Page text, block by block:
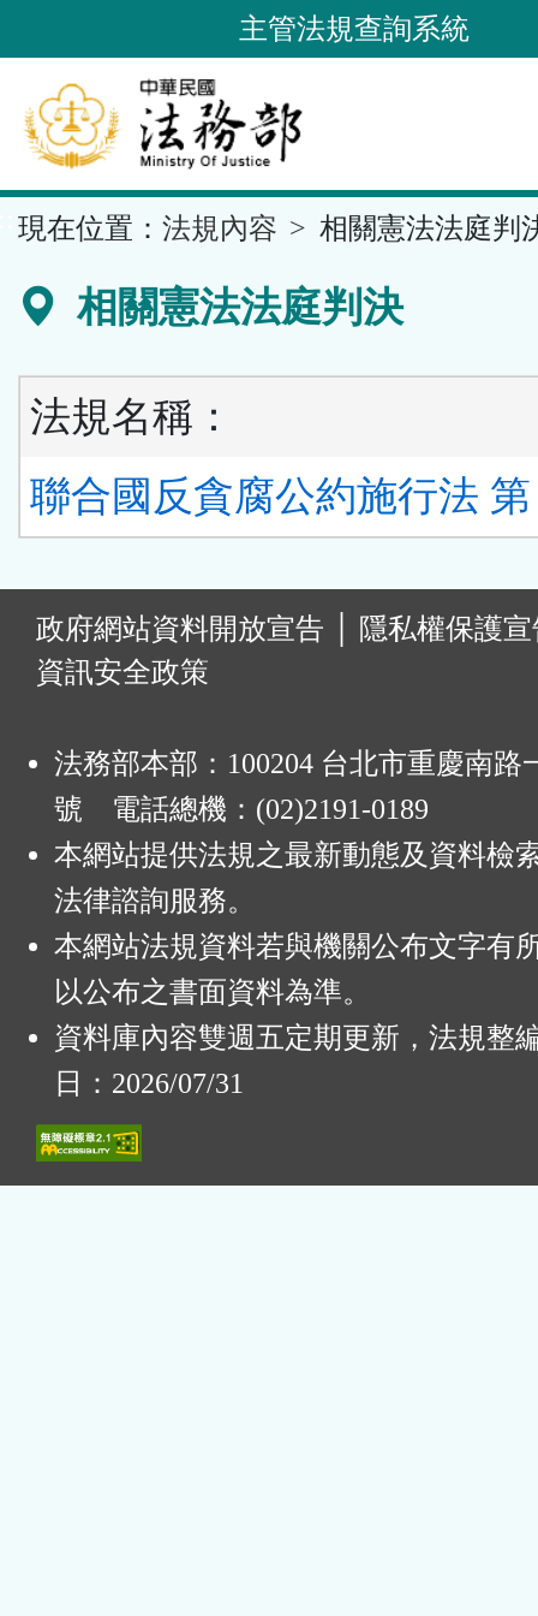
到
要
內
容
區
主管法規查詢系統
現在位置： 法規內容 相關憲法法庭判
相關憲法法庭判決
法規名稱：
聯合國反貪腐公約施行法 第
政府網站資料開放宣告
隱私權保護
資訊安全政策
法務部本部：100204 台北市重慶南路
號 電話總機：(02)2191-0189
本網站提供法規之最新動態及資料檢
法律諮詢服務。
本網站法規資料若與機關公布文字有
以公布之書面資料為準。
資料庫內容雙週五定期更新，法規整
日：2026/07/31